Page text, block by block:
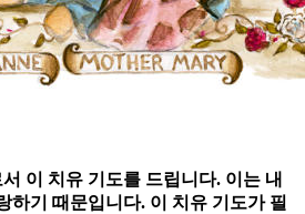
이 치유 기도를 드립니다. 이는 내
하기 때문입니다. 이 치유 기도가 필